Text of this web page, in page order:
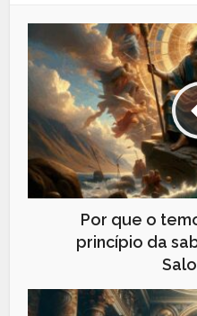
Por que o
princípio da